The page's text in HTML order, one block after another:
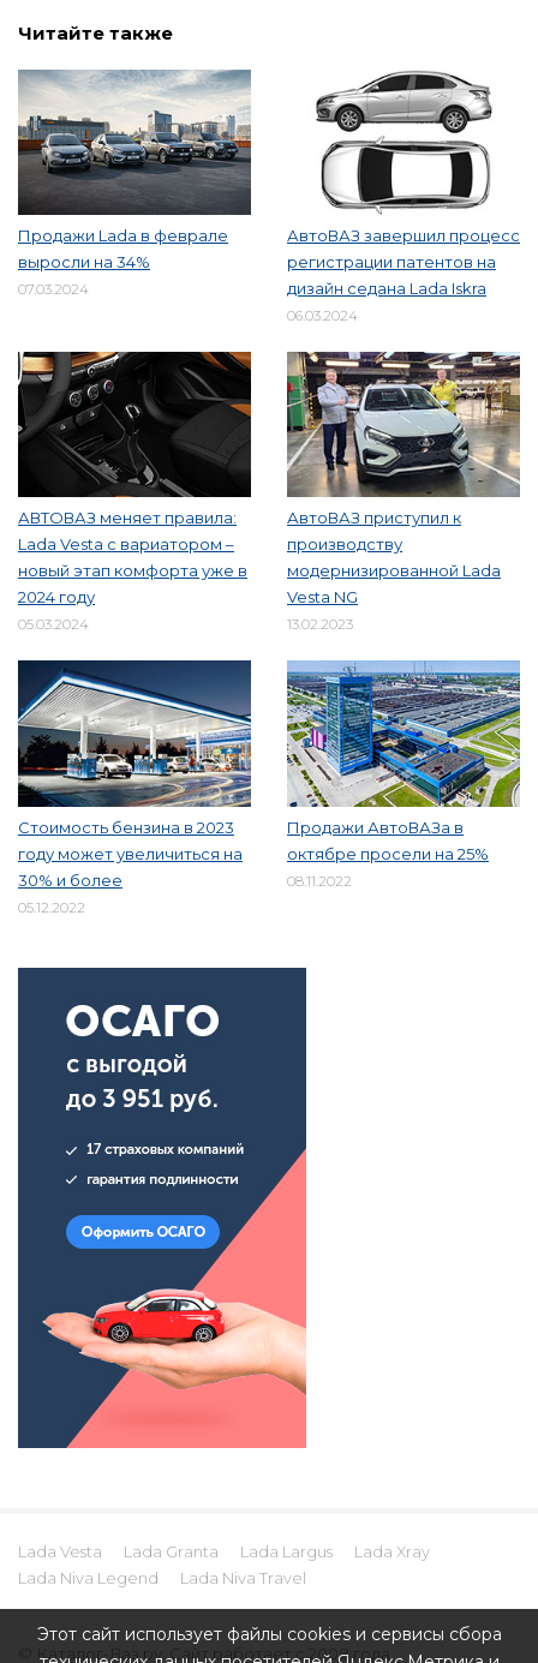
Читайте также
Продажи Lada в феврале
выросли на 34%
07.03.2024
АвтоВАЗ завершил процесс
регистрации патентов на
дизайн седана Lada Iskra
06.03.2024
АВТОВАЗ меняет правила:
Lada Vesta с вариатором –
новый этап комфорта уже в
2024 году
05.03.2024
АвтоВАЗ приступил к
производству
модернизированной Lada
Vesta NG
13.02.2023
Стоимость бензина в 2023
году может увеличиться на
30% и более
05.12.2022
Продажи АвтоВАЗа в
октябре просели на 25%
08.11.2022
Lada Vesta Lada Granta Lada Largus
Lada Xray
Lada Niva Legend
Lada Niva Travel
© Каталог-Ваз.ру. Сайт работает с 2008 года.
Этот сайт использует файлы cookies и сервисы сбора